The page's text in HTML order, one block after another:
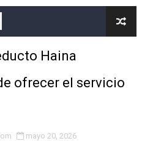
situación económica y
Haina
ofrecer el servicio
mayo 20, 2026